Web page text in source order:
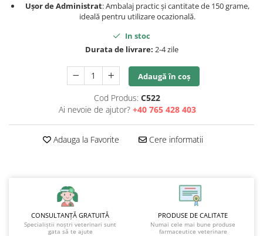
Ușor de Administrat: Ambalaj practic și cantitate de 150 grame,
ideală pentru utilizare ocazională.
In stoc
Durata de livrare: 2-4 zile
Adaugă în coș
Cod Produs: C522
Ai nevoie de ajutor? +40 765 428 403
Adauga la Favorite Cere informatii
CONSULTANȚĂ GRATUITĂ
Specialiștii noștri veterinari sunt
gata să te ajute
PRODUSE DE CALITATE
Numai cele mai bune produse
farmaceutice veterinare